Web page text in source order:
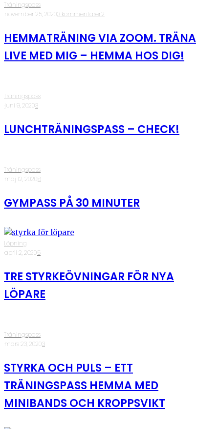
Träningspass
·november 25, 2020·3 kommentarer·2
HEMMATRÄNING VIA ZOOM. TRÄNA
LIVE MED MIG – HEMMA HOS DIG!
Träningspass
·juni 9, 2020·3
LUNCHTRÄNINGSPASS – CHECK!
Träningspass
·maj 12, 2020·8
GYMPASS PÅ 30 MINUTER
Löpning
·april 2, 2020·5
TRE STYRKEÖVNINGAR FÖR NYA
LÖPARE
Träningspass
·mars 23, 2020·3
STYRKA OCH PULS – ETT
TRÄNINGSPASS HEMMA MED
MINIBANDS OCH KROPPSVIKT